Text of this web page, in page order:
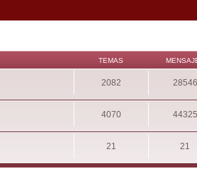
TEMAS
2082 28546
4070 44325
21 21